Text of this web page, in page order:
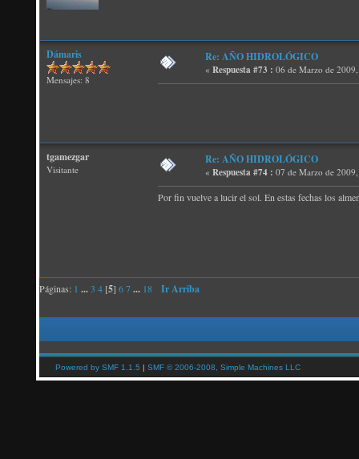
Dámaris
Mensajes: 8
Re: AÑO HIDROLÓGICO
« Respuesta #73 : 06 de Marzo de
tgamezgar
Visitante
Re: AÑO HIDROLÓGICO
« Respuesta #74 : 07 de Marzo de
Por fin vuelve a lucir el sol. En estas fechas los
Páginas: 1 ...3 4 [5] 67... 18 Ir Arriba
Powered by SMF 1.1.5 | SMF © 2006-2008, Simple Machines LLC